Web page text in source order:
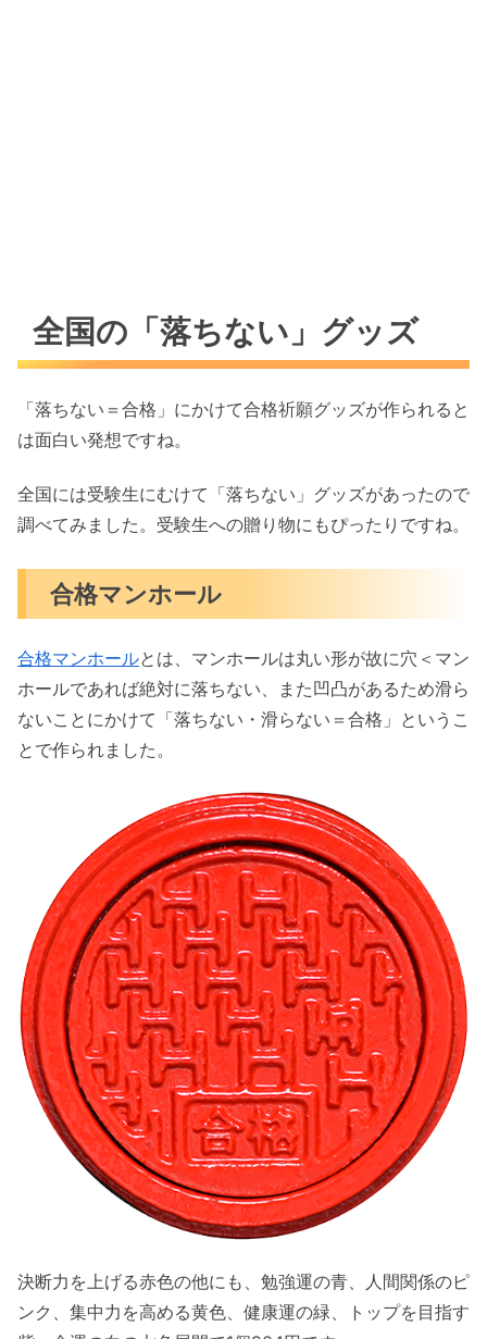
全国の「落ちない」グッズ
「落ちない＝合格」にかけて合格祈願グッズが作られると
は面白い発想ですね。
全国には受験生にむけて「落ちない」グッズがあったので
調べてみました。受験生への贈り物にもぴったりですね。
合格マンホール
合格マンホールとは、マンホールは丸い形が故に穴＜マン
ホールであれば絶対に落ちない、また凹凸があるため滑ら
ないことにかけて「落ちない・滑らない＝合格」というこ
とで作られました。
決断力を上げる赤色の他にも、勉強運の青、人間関係のピ
ンク、集中力を高める黄色、健康運の緑、トップを目指す